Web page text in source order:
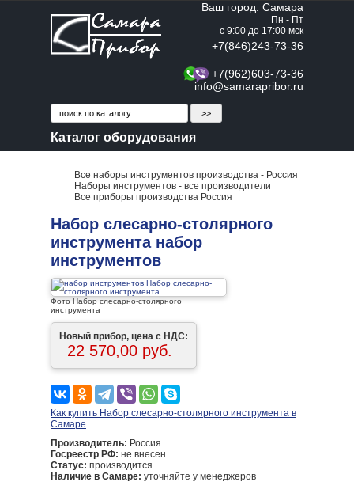
Ваш город: Самара
Пн - Пт
с 9:00 до 17:00 мск
+7(846)243-73-36
+7(962)603-73-36
info@samarapribor.ru
Каталог оборудования
Все наборы инструментов производства - Россия
Наборы инструментов - все производители
Все приборы производства Россия
Набор слесарно-столярного
инструмента набор
инструментов
Фото Набор слесарно-столярного
инструмента
Новый прибор, цена с НДС:
22 570,00 руб.
Как купить Набор слесарно-столярного инструмента в
Самаре
Производитель: Россия
Госреестр РФ: не внесен
Статус: производится
Наличие в Самаре: уточняйте у менеджеров